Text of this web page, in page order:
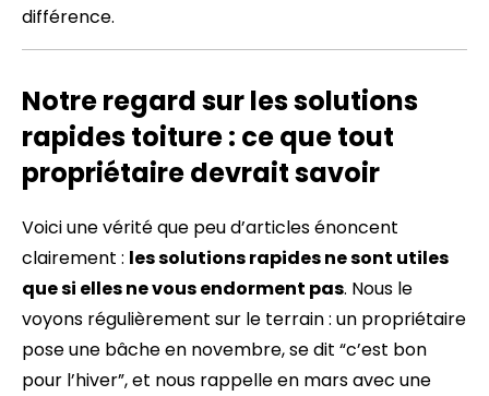
différence.
Notre regard sur les solutions
rapides toiture : ce que tout
propriétaire devrait savoir
Voici une vérité que peu d’articles énoncent
clairement : les solutions rapides ne sont utiles
que si elles ne vous endorment pas. Nous le
voyons régulièrement sur le terrain : un propriétaire
pose une bâche en novembre, se dit “c’est bon
pour l’hiver”, et nous rappelle en mars avec une